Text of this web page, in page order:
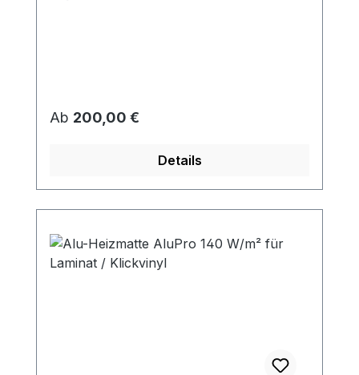
Regulärer Preis:
Ab 200,00 €
Details